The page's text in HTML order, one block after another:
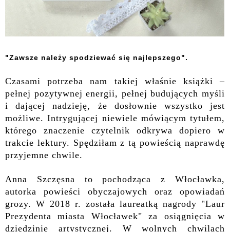
"Zawsze należy spodziewać się najlepszego".
Czasami potrzeba nam takiej właśnie książki –
pełnej pozytywnej energii, pełnej budujących myśli
i dającej nadzieję, że dosłownie wszystko jest
możliwe. Intrygującej niewiele mówiącym tytułem,
którego znaczenie czytelnik odkrywa dopiero w
trakcie lektury. Spędziłam z tą powieścią naprawdę
przyjemne chwile.
Anna Szczęsna to pochodząca z Włocławka,
autorka powieści obyczajowych oraz opowiadań
grozy. W 2018 r. została laureatką nagrody "Laur
Prezydenta miasta Włocławek" za osiągnięcia w
dziedzinie artystycznej. W wolnych chwilach